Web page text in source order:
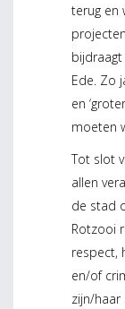
terug en
bijdraagt
Ede. Zo
en
moeten
Tot slot
allen
de stad
Rotzooi
respect,
en/of
zijn/haar